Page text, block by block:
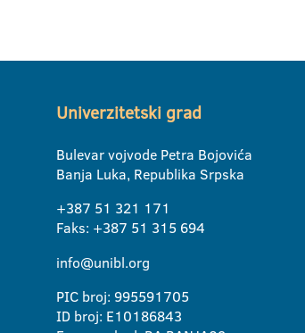
Univerzitetski grad
Bulevar vojvode Petra Bojovića
Banja Luka, Republika Srpska
+387 51 321 171
Faks: +387 51 315 694
info@unibl.org
PIC broj: 995591705
ID broj: E10186843